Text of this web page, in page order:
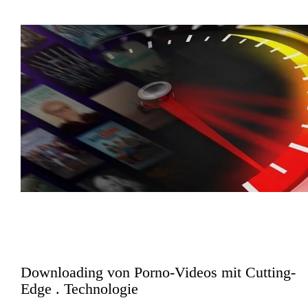
Downloading von Porno-Videos mit Cutting-
Edge . Technologie